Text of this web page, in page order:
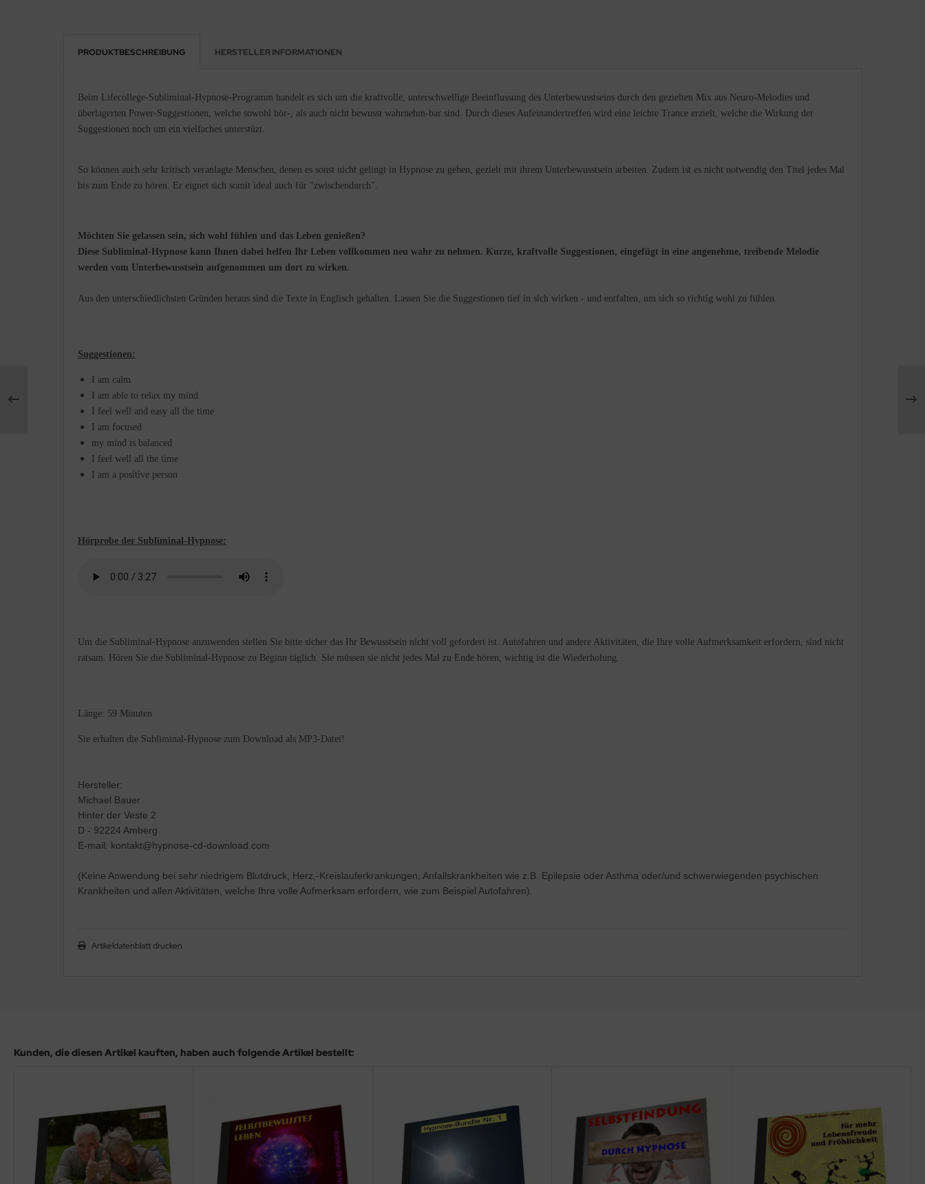
PRODUKTBESCHREIBUNG HERSTELLER INFORMATIONEN
Beim Lifecollege-Subliminal-Hypnose-Programm handelt es sich um die kraftvolle, unterschwellige Beeinflussung des Unterbewusstseins durch den gezielten Mix aus Neuro-Melodies und
überlagerten Power-Suggestionen, welche sowohl hör-, als auch nicht bewusst wahrnehm-bar sind. Durch dieses Aufeinandertreffen wird eine leichte Trance erzielt, welche die Wirkung der
Suggestionen noch um ein vielfaches unterstüzt.
So können auch sehr kritisch veranlagte Menschen, denen es sonst nicht gelingt in Hypnose zu gehen, gezielt mit ihrem Unterbewusstsein arbeiten. Zudem ist es nicht notwendig den Titel jedes Mal
bis zum Ende zu hören. Er eignet sich somit ideal auch für "zwischendurch".
Möchten Sie gelassen sein, sich wohl fühlen und das Leben genießen?
Diese Subliminal-Hypnose kann Ihnen dabei helfen Ihr Leben vollkommen neu wahr zu nehmen. Kurze, kraftvolle Suggestionen, eingefügt in eine angenehme, treibende Melodie
werden vom Unterbewusstsein aufgenommen um dort zu wirken.
Aus den unterschiedlichsten Gründen heraus sind die Texte in Englisch gehalten. Lassen Sie die Suggestionen tief in sich wirken - und entfalten, um sich so richtig wohl zu fühlen.
Suggestionen:
I am calm
I am able to relax my mind
I feel well and easy all the time
I am focused
my mind is balanced
I feel well all the time
I am a positive person
Hörprobe der Subliminal-Hypnose:
Um die Subliminal-Hypnose anzuwenden stellen Sie bitte sicher das Ihr Bewusstsein nicht voll gefordert ist. Autofahren und andere Aktivitäten, die Ihre volle Aufmerksamkeit erfordern, sind nicht
ratsam. Hören Sie die Subliminal-Hypnose zu Beginn täglich. Sie müssen sie nicht jedes Mal zu Ende hören, wichtig ist die Wiederholung.
Länge: 59 Minuten
Sie erhalten die Subliminal-Hypnose zum Download als MP3-Datei!
Hersteller:
Michael Bauer
Hinter der Veste 2
D - 92224 Amberg
E-mail: kontakt@hypnose-cd-download.com
(Keine Anwendung bei sehr niedrigem Blutdruck, Herz,-Kreislauferkrankungen, Anfallskrankheiten wie z.B. Epilepsie oder Asthma oder/und schwerwiegenden psychischen
Krankheiten und allen Aktivitäten, welche Ihre volle Aufmerksam erfordern, wie zum Beispiel Autofahren).
Artikeldatenblatt drucken
Kunden, die diesen Artikel kauften, haben auch folgende Artikel bestellt: